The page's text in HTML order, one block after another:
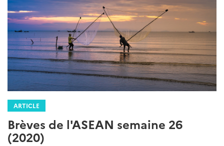
ARTICLE
Brèves de l'ASEAN semaine 26
(2020)